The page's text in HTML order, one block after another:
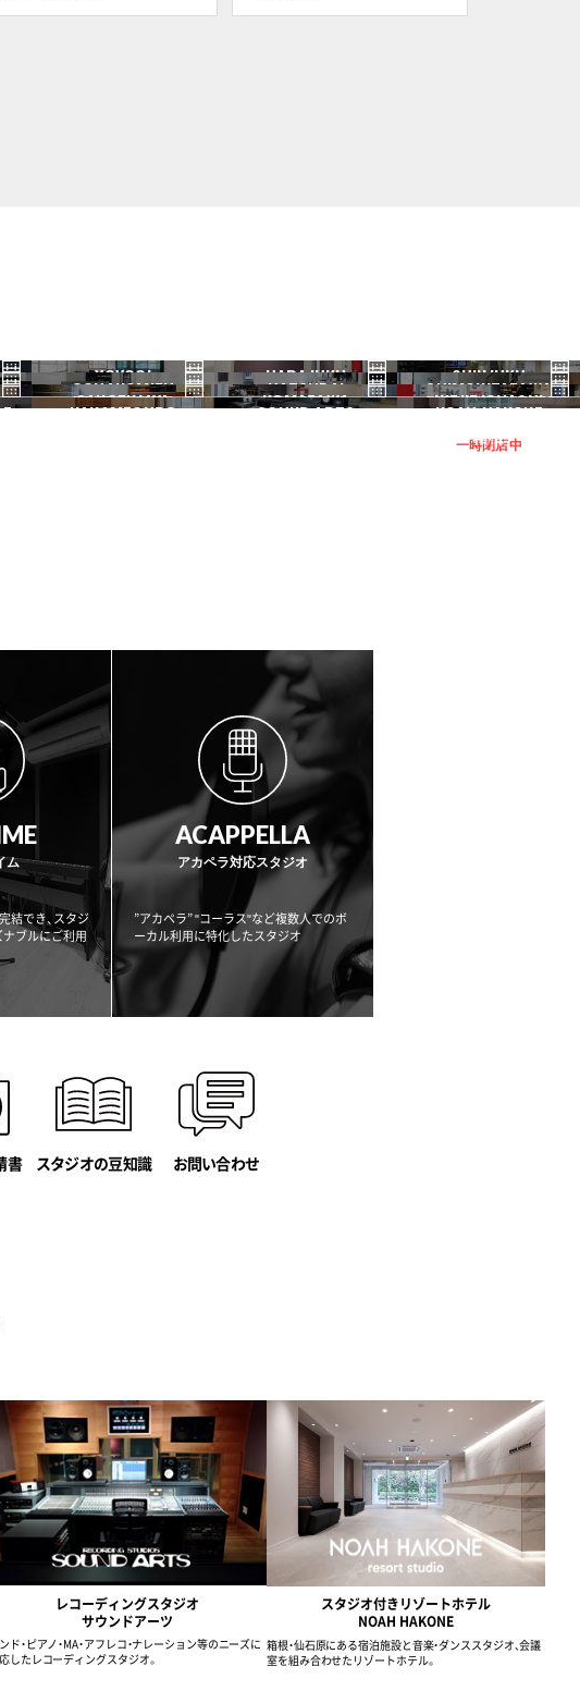
YOYOGI
代々木
HARAJUKU
原宿
SHINJUKU
新宿
OCHANOMIZU
御茶ノ水
HATSUDAI
初台
SHIMOKITAZAWA
下北沢
SANGENJAYA KOMAZAWA IKEJIRIOHASHI
一時閉店中
NAKAMEGURO SOUND ARTS NOAH HAKONE
箱根
ム
結でき、スタジ
ブルにご利用
ACAPPELLA
アカペラ対応スタジオ
”アカペラ” "コーラス"など複数人でのボ
ーカル利用に特化したスタジオ
書 スタジオの豆知識 お問い合わせ
レコーディングスタジオ
サウンドアーツ
ド・ピアノ・MA・アフレコ・ナレーション等のニーズに
したレコーディングスタジオ。
スタジオ付きリゾートホテル
NOAH HAKONE
箱根・仙石原にある宿泊施設と音楽・ダンススタジオ、会議
室を組み合わせたリゾートホテル。